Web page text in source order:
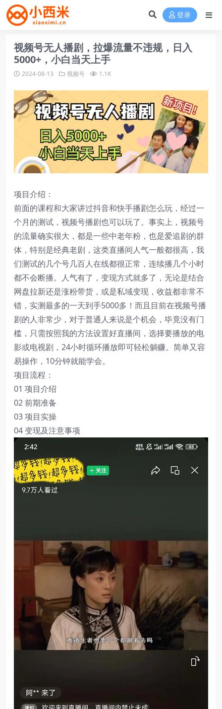
登录
视频号无人播剧，拉爆流量不违规，日入
5000+，小白当天上手
2024-08-13 视频号 1.1K
项目介绍：
前面的课程和大家讲过抖音和快手播剧怎么玩，经过一
个月的测试，视频号播剧也可以玩了。事实上，视频号
的流量确实很大，都是一些中老年粉，也是爱追剧的群
体，特别是经典老剧，这类直播间人气一般都很高，我
们测试的几个号几百人在线都很正常，连续播几个小时
都不会断播。人气有了，变现方式就多了，无论是结合
网盘拉新还是涨粉带货，或是私域变现，收益都非常不
错，实测最多的一天到手5000多！而且目前在视频号播
剧的人非常少，对于普通人来说是个机会，毕竟没有门
槛，只需按照我的方法设置好直播间，选择要播放的电
影或电视剧，24小时循环播放即可轻松躺赚。简单又容
易操作，10分钟就能学会。
项目流程：
01 项目介绍
02 前期准备
03 项目实操
04 变现及注意事项